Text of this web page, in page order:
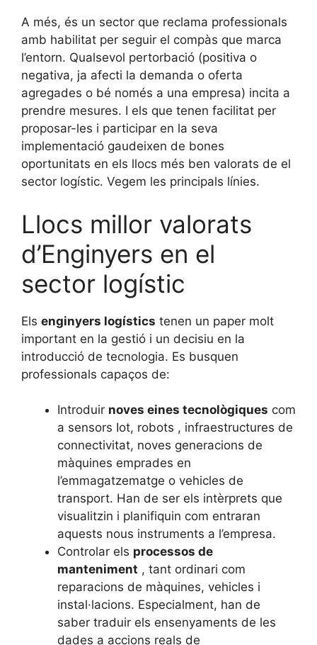
A més, és un sector que reclama professionals
amb habilitat per seguir el compàs que marca
l’entorn. Qualsevol pertorbació (positiva o
negativa, ja afecti la demanda o oferta
agregades o bé només a una empresa) incita a
prendre mesures. I els que tenen facilitat per
proposar-les i participar en la seva
implementació gaudeixen de bones
oportunitats en els llocs més ben valorats de el
sector logístic. Vegem les principals línies.
Llocs millor valorats
d’Enginyers en el
sector logístic
Els enginyers logístics tenen un paper molt
important en la gestió i un decisiu en la
introducció de tecnologia. Es busquen
professionals capaços de:
Introduir noves eines tecnològiques com
a sensors Iot, robots , infraestructures de
connectivitat, noves generacions de
màquines emprades en
l’emmagatzematge o vehicles de
transport. Han de ser els intèrprets que
visualitzin i planifiquin com entraran
aquests nous instruments a l’empresa.
Controlar els processos de
manteniment , tant ordinari com
reparacions de màquines, vehicles i
instal·lacions. Especialment, han de
saber traduir els ensenyaments de les
dades a accions reals de